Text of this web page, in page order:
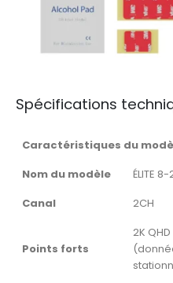
Spécifications
Caractéristiques du
Nom du modèle
ÉLITE
Canal
2CH
Points forts
2K